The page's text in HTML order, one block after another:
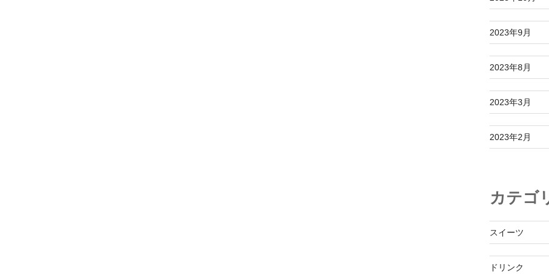
2023年9月
2023年8月
2023年3月
2023年2月
カテゴ
スイーツ
ドリンク